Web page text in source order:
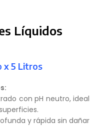
Líquidos
x 5 Litros
con pH neutro, ideal
y rápida sin dañar